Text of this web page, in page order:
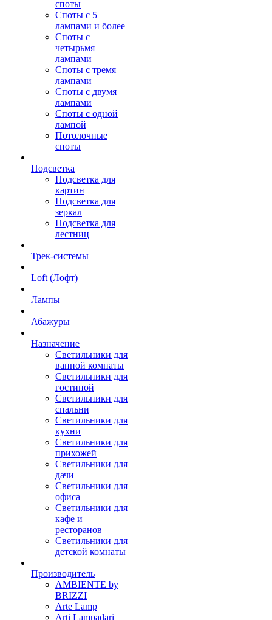
споты
Споты с 5
лампами и более
Споты с
четырьмя
лампами
Споты с тремя
лампами
Споты с двумя
лампами
Споты с одной
лампой
Потолочные
споты
Подсветка
Подсветка для
картин
Подсветка для
зеркал
Подсветка для
лестниц
Трек-системы
Loft (Лофт)
Лампы
Абажуры
Назначение
Светильники для
ванной комнаты
Светильники для
гостиной
Светильники для
спальни
Светильники для
кухни
Светильники для
прихожей
Светильники для
дачи
Светильники для
офиса
Светильники для
кафе и
ресторанов
Светильники для
детской комнаты
Производитель
AMBIENTE by
BRIZZI
Arte Lamp
Arti Lampadari